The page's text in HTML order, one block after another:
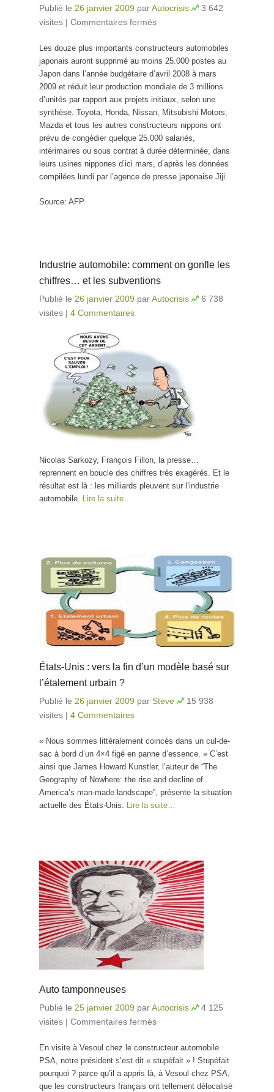
Publié le 26 janvier 2009 parAutocrisis
3 642
visites | Commentaires fermés
postes supprimés
Les douze plus importants constructeurs automobiles
japonais auront supprimé au moins 25.000 postes au
Japon dans l’année budgétaire d’avril 2008 à mars
2009 et réduit leur production mondiale de 3 millions
d’unités par rapport aux projets initiaux, selon une
synthèse. Toyota, Honda, Nissan, Mitsubishi Motors,
Mazda et tous les autres constructeurs nippons ont
prévu de congédier quelque 25.000 salariés,
intérimaires ou sous contrat à durée déterminée, dans
leurs usines nippones d’ici mars, d’après les données
compilées lundi par l’agence de presse japonaise Jiji.
Source: AFP
Industrie automobile: comment on gonfle les
chiffres… et les subventions
Publié le 26 janvier 2009 parAutocrisis
6 738
visites | 4 Commentaires
Nicolas Sarkozy, François Fillon, la presse…
reprennent en boucle des chiffres très exagérés. Et le
résultat est là : les milliards pleuvent sur l’industrie
automobile.
Lire la suite…
États-Unis : vers la fin d’un modèle basé sur
l’étalement urbain ?
Publié le 26 janvier 2009 par Steve
15 938
visites | 4 Commentaires
« Nous sommes littéralement coincés dans un cul-de-
sac à bord d’un 4×4 figé en panne d’essence. » C’est
ainsi que James Howard Kunstler, l’auteur de “The
Geography of Nowhere: the rise and decline of
America’s man-made landscape”, présente la situation
actuelle des États-Unis. Lire la suite…
Auto tamponneuses
Publié le 25 janvier 2009 parAutocrisis
4 125
visites | Commentaires fermés
En visite à Vesoul chez le constructeur automobile
PSA, notre président s’est dit « stupéfait » ! Stupéfait
pourquoi ? parce qu’il a appris là, à Vesoul chez PSA,
que les constructeurs français ont tellement délocalisé